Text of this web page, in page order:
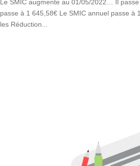
Le SMIC augmente au 01/05/2022… Il
passe à 1 645,58€ Le SMIC annuel passe à
les Réduction...